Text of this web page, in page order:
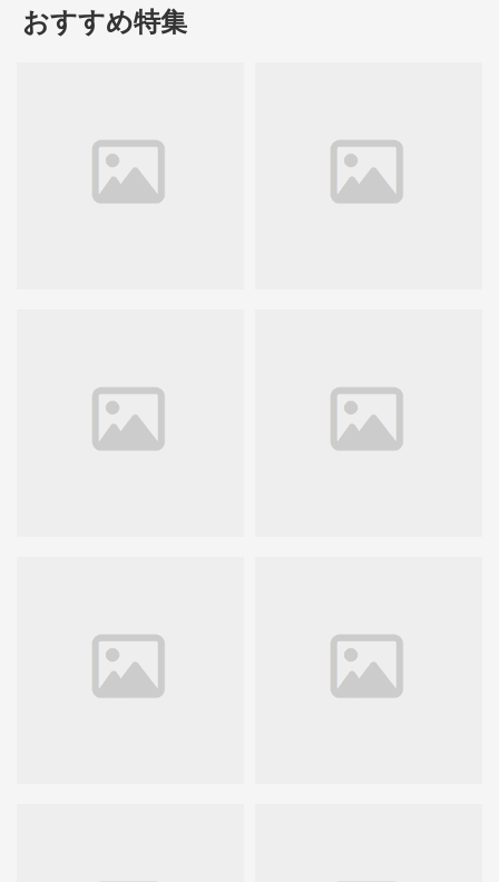
おすすめ特集